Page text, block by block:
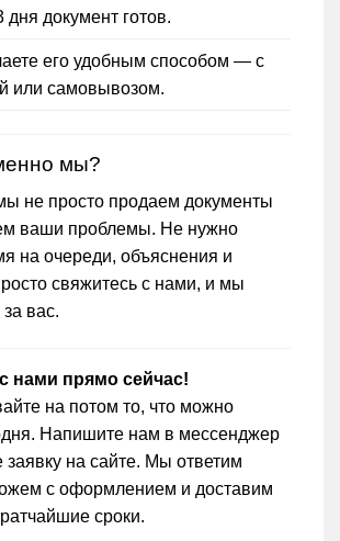
дня документ готов.
его удобным способом — с
или самовывозом.
мы?
не просто продаем документы
ваши проблемы. Не нужно
на очереди, объяснения и
свяжитесь с нами, и мы
вас.
нами прямо сейчас!
на потом то, что можно
Напишите нам в мессенджер
заявку на сайте. Мы ответим
с оформлением и доставим
сроки.